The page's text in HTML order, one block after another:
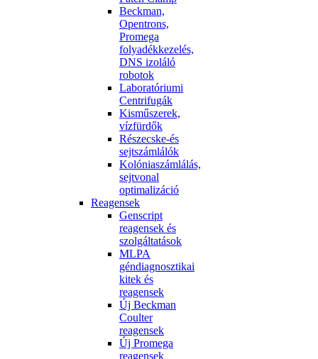
Beckman,
Opentrons,
Promega
folyadékkezelés,
DNS izoláló
robotok
Laboratóriumi
Centrifugák
Kisműszerek,
vízfürdők
Részecske-és
sejtszámlálók
Kolóniaszámlálás,
sejtvonal
optimalizáció
Reagensek
Genscript
reagensek és
szolgáltatások
MLPA
géndiagnosztikai
kitek és
reagensek
Új Beckman
Coulter
reagensek
Új Promega
reagensek